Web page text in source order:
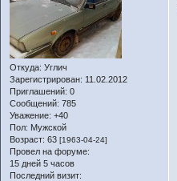
Откуда: Углич
Зарегистрирован: 11.02.2012
Приглашений: 0
Сообщений: 785
Уважение: +40
Пол: Мужской
Возраст: 63 [1963-04-24]
Провел на форуме:
15 дней 5 часов
Последний визит: